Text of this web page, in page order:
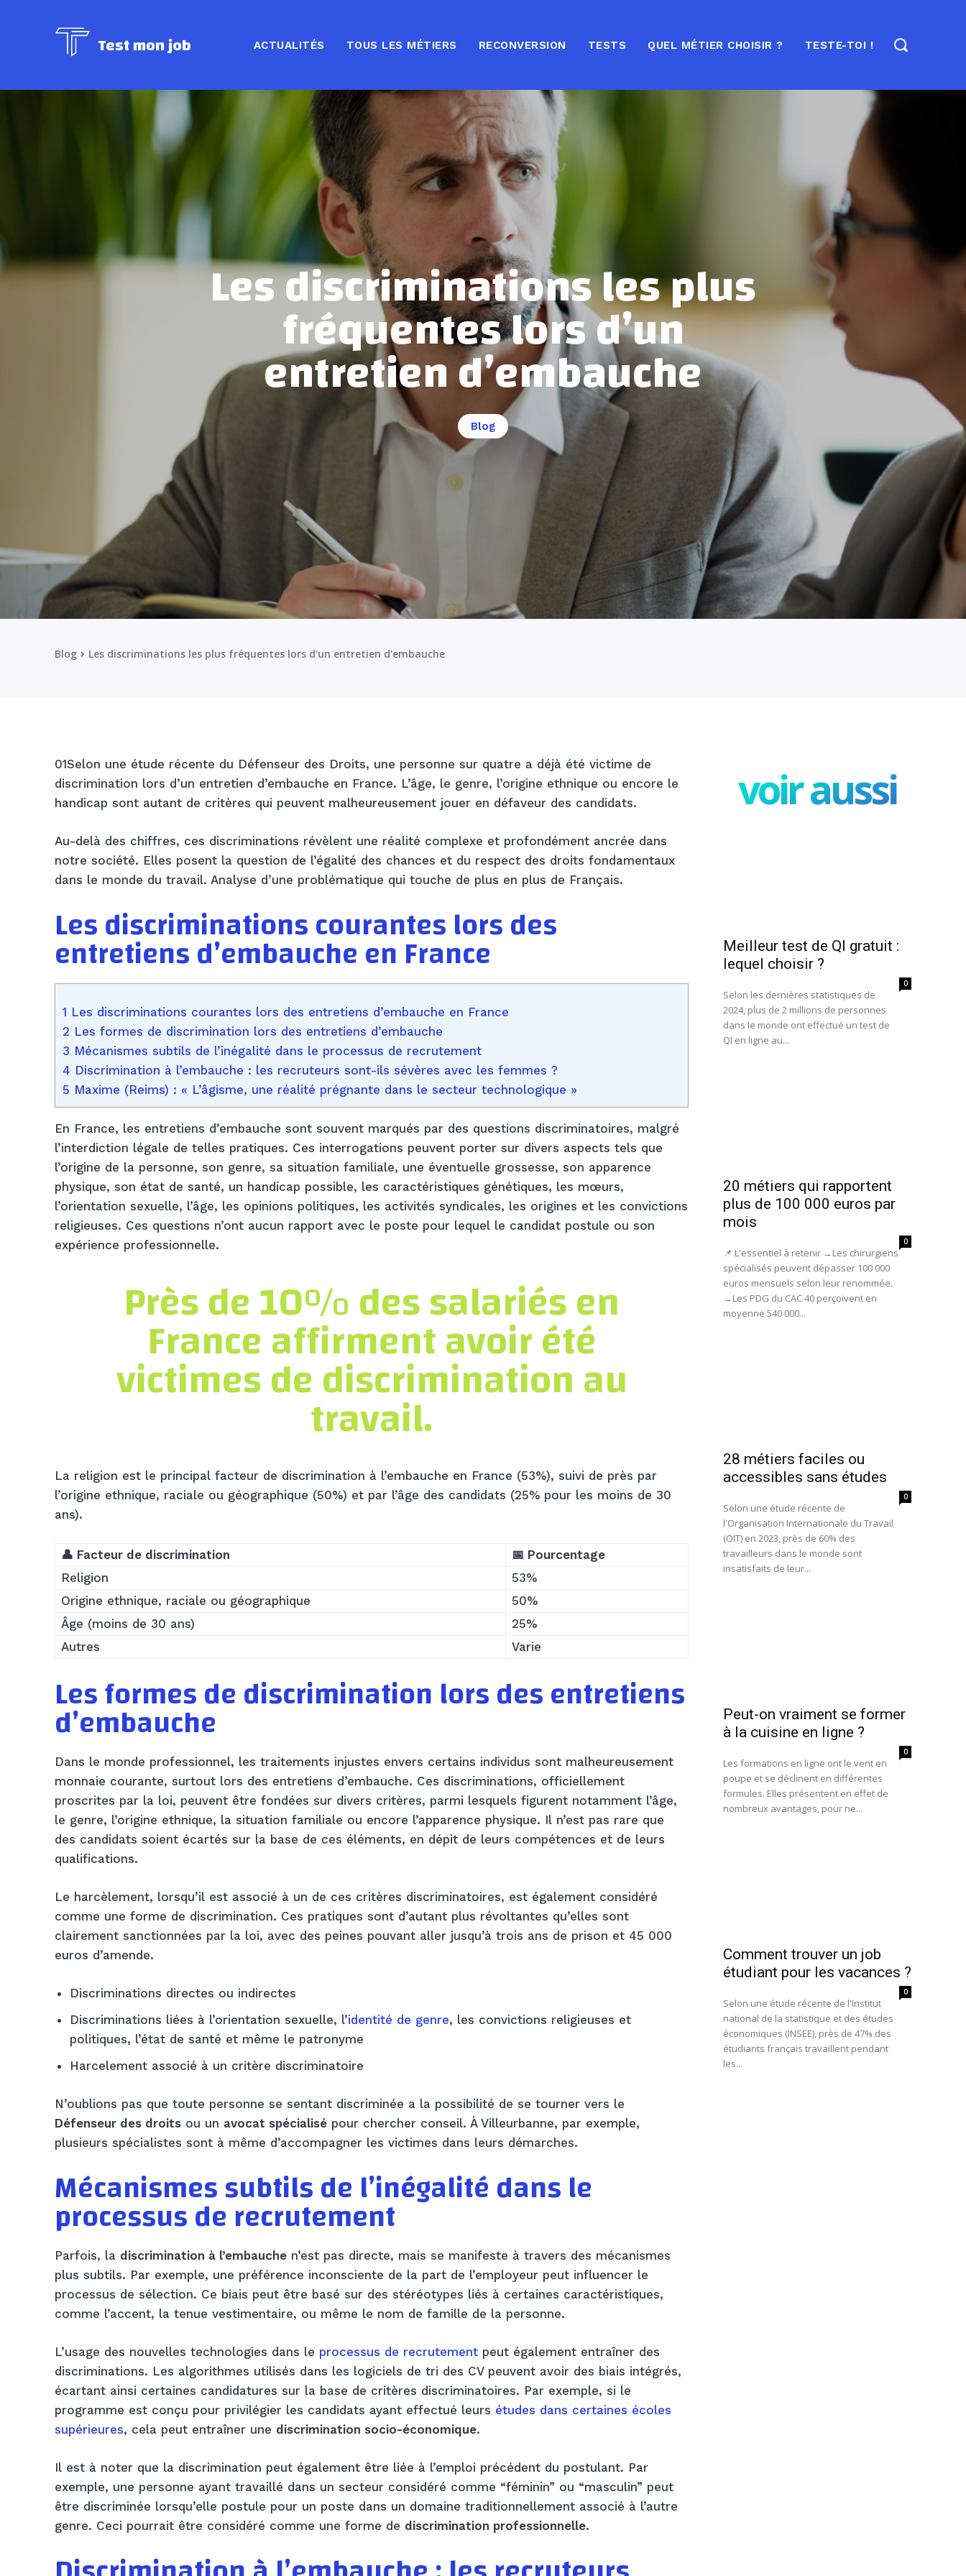
Test mon job ACTUALITÉS TOUS LES MÉTIERS RECONVERSION TESTS QUEL MÉTIER CHOISIR ? TESTE-TOI !
Les discriminations les plus
fréquentes lors d’un
entretien d’embauche
Blog
Blog Les discriminations les plus fréquentes lors d'un entretien d'embauche
01Selon une étude récente du Défenseur des Droits, une personne sur quatre a déjà été victime de
discrimination lors d’un entretien d’embauche en France. L’âge, le genre, l’origine ethnique ou encore le
handicap sont autant de critères qui peuvent malheureusement jouer en défaveur des candidats.
Au-delà des chiffres, ces discriminations révèlent une réalité complexe et profondément ancrée dans
notre société. Elles posent la question de l’égalité des chances et du respect des droits fondamentaux
dans le monde du travail. Analyse d’une problématique qui touche de plus en plus de Français.
Les discriminations courantes lors des
entretiens d’embauche en France
1 Les discriminations courantes lors des entretiens d’embauche en France
2 Les formes de discrimination lors des entretiens d’embauche
3 Mécanismes subtils de l’inégalité dans le processus de recrutement
4 Discrimination à l’embauche : les recruteurs sont-ils sévères avec les femmes ?
5 Maxime (Reims) : « L’âgisme, une réalité prégnante dans le secteur technologique »
En France, les entretiens d’embauche sont souvent marqués par des questions discriminatoires, malgré
l’interdiction légale de telles pratiques. Ces interrogations peuvent porter sur divers aspects tels que
l’origine de la personne, son genre, sa situation familiale, une éventuelle grossesse, son apparence
physique, son état de santé, un handicap possible, les caractéristiques génétiques, les mœurs,
l’orientation sexuelle, l’âge, les opinions politiques, les activités syndicales, les origines et les convictions
religieuses. Ces questions n’ont aucun rapport avec le poste pour lequel le candidat postule ou son
expérience professionnelle.
Près de 10% des salariés en
France affirment avoir été
victimes de discrimination au
travail.
La religion est le principal facteur de discrimination à l’embauche en France (53%), suivi de près par
l’origine ethnique, raciale ou géographique (50%) et par l’âge des candidats (25% pour les moins de 30
ans).
👤 Facteur de discrimination
📅 Pourcentage
Religion
53%
Origine ethnique, raciale ou géographique
50%
Âge (moins de 30 ans)
25%
Autres
Varie
Les formes de discrimination lors des entretiens
d’embauche
Dans le monde professionnel, les traitements injustes envers certains individus sont malheureusement
monnaie courante, surtout lors des entretiens d’embauche. Ces discriminations, officiellement
proscrites par la loi, peuvent être fondées sur divers critères, parmi lesquels figurent notamment l’âge,
le genre, l’origine ethnique, la situation familiale ou encore l’apparence physique. Il n’est pas rare que
des candidats soient écartés sur la base de ces éléments, en dépit de leurs compétences et de leurs
qualifications.
Le harcèlement, lorsqu’il est associé à un de ces critères discriminatoires, est également considéré
comme une forme de discrimination. Ces pratiques sont d’autant plus révoltantes qu’elles sont
clairement sanctionnées par la loi, avec des peines pouvant aller jusqu’à trois ans de prison et 45 000
euros d’amende.
Discriminations directes ou indirectes
Discriminations liées à l’orientation sexuelle, l’identité de genre, les convictions religieuses et
politiques, l’état de santé et même le patronyme
Harcelement associé à un critère discriminatoire
N’oublions pas que toute personne se sentant discriminée a la possibilité de se tourner vers le
Défenseur des droits ou un avocat spécialisé pour chercher conseil. À Villeurbanne, par exemple,
plusieurs spécialistes sont à même d’accompagner les victimes dans leurs démarches.
Mécanismes subtils de l’inégalité dans le
processus de recrutement
Parfois, la discrimination à l’embauche n’est pas directe, mais se manifeste à travers des mécanismes
plus subtils. Par exemple, une préférence inconsciente de la part de l’employeur peut influencer le
processus de sélection. Ce biais peut être basé sur des stéréotypes liés à certaines caractéristiques,
comme l’accent, la tenue vestimentaire, ou même le nom de famille de la personne.
L’usage des nouvelles technologies dans le processus de recrutement peut également entraîner des
discriminations. Les algorithmes utilisés dans les logiciels de tri des CV peuvent avoir des biais intégrés,
écartant ainsi certaines candidatures sur la base de critères discriminatoires. Par exemple, si le
programme est conçu pour privilégier les candidats ayant effectué leurs études dans certaines écoles
supérieures, cela peut entraîner une discrimination socio-économique.
Il est à noter que la discrimination peut également être liée à l’emploi précédent du postulant. Par
exemple, une personne ayant travaillé dans un secteur considéré comme “féminin” ou “masculin” peut
être discriminée lorsqu’elle postule pour un poste dans un domaine traditionnellement associé à l’autre
genre. Ceci pourrait être considéré comme une forme de discrimination professionnelle.
voir aussi
Meilleur test de QI gratuit :
lequel choisir ?
0
Selon les dernières statistiques de
2024, plus de 2 millions de personnes
dans le monde ont effectué un test de
QI en ligne au...
20 métiers qui rapportent
plus de 100 000 euros par
mois
0
📌 L'essentiel à retenir →Les chirurgiens
spécialisés peuvent dépasser 100 000
euros mensuels selon leur renommée.
→Les PDG du CAC 40 perçoivent en
moyenne 540 000...
28 métiers faciles ou
accessibles sans études
0
Selon une étude récente de
l'Organisation Internationale du Travail
(OIT) en 2023, près de 60% des
travailleurs dans le monde sont
insatisfaits de leur...
Peut-on vraiment se former
à la cuisine en ligne ?
0
Les formations en ligne ont le vent en
poupe et se déclinent en différentes
formules. Elles présentent en effet de
nombreux avantages, pour ne...
Comment trouver un job
étudiant pour les vacances ?
0
Selon une étude récente de l'Institut
national de la statistique et des études
économiques (INSEE), près de 47% des
étudiants français travaillent pendant
les...